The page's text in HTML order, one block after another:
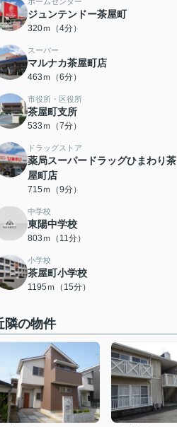
ジュンテンドー茶屋町
320ｍ（4分）
スーパー
マルナカ茶屋町店
463ｍ（6分）
市役所・区役所
茶屋町支所
533ｍ（7分）
ドラッグストア
薬局スーパードラッグひまわり茶
屋町店
715ｍ（9分）
中学校
東陽中学校
803ｍ（11分）
小学校
茶屋町小学校
1195ｍ（15分）
隣の物件